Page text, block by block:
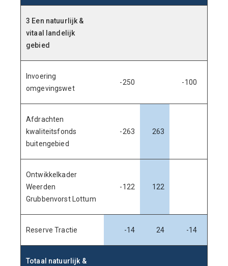
3 Een natuurlijk &
vitaal landelijk
gebied
Invoering
omgevingswet
-250 -100
Afdrachten
kwaliteitsfonds
buitengebied
-263 263
Ontwikkelkader
Weerden
Grubbenvorst Lottum
-122 122
Reserve Tractie -14 24 -14
Totaal natuurlijk &